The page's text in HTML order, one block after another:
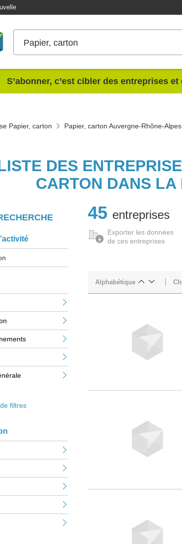
Papier, carton
S’abonner, c’est cibler des entreprises
Papier, carton Papier, carton Auvergne-Rhône-Alpes
DES
CARTON DANS LA
filtres
45 entreprises
Exporter les données
de ces entreprises
Alphabétique